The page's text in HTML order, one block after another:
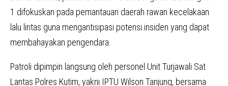
1 difokuskan pada pemantauan daerah rawan kecelakaan
lalu lintas guna mengantisipasi potensi insiden yang dapat
membahayakan pengendara.
Patroli dipimpin langsung oleh personel Unit Turjawali Sat
Lantas Polres Kutim, yakni IPTU Wilson Tanjung, bersama